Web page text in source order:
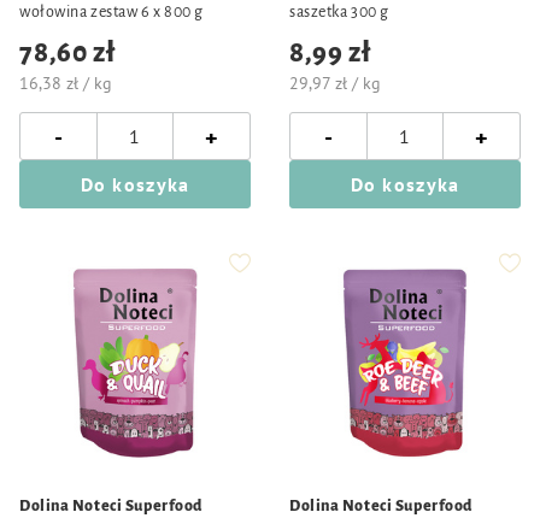
wołowina zestaw 6 x 800 g
78,60 zł
16,38 zł / kg
- +
Do koszyka
saszetka 300 g
8,99 zł
29,97 zł / kg
- +
Do koszyka
Dolina Noteci Superfood
Dolina Noteci Superfood